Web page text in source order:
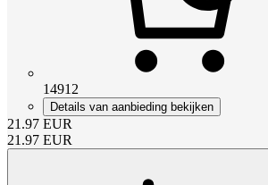
14912
Details van aanbieding bekijken
21.97 EUR
21.97 EUR